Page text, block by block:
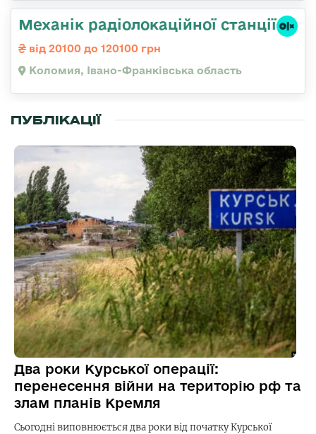
Механік радіолокаційної станції
від 20100 до 120100 грн
Коломия, Івано-Франківська область
ПУБЛІКАЦІЇ
Два роки Курської операції:
перенесення війни на територію рф та
злам планів Кремля
Сьогодні виповнюється два роки від початку Курської